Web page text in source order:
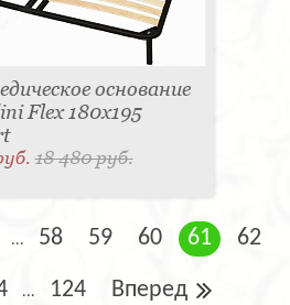
основание
Flex 180x195
18 480 руб.
... 58 59 60 61 62
... 124 Вперед